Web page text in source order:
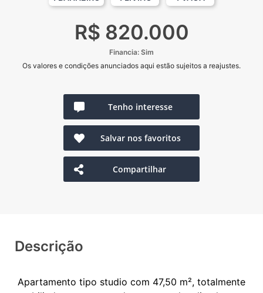
R$ 820.000
Financia: Sim
Os valores e condições anunciados aqui estão sujeitos a reajustes.
Tenho interesse
Salvar nos favoritos
Compartilhar
Descrição
Apartamento tipo studio com 47,50 m², totalmente